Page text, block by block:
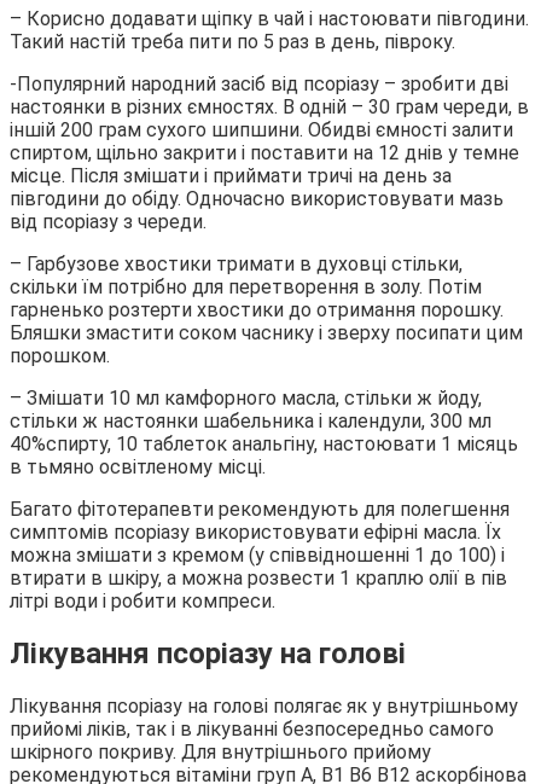
– Корисно додавати щіпку в чай і настоювати півгодини.
Такий настій треба пити по 5 раз в день, півроку.
-Популярний народний засіб від псоріазу – зробити дві
настоянки в різних ємностях. В одній – 30 грам череди, в
іншій 200 грам сухого шипшини. Обидві ємності залити
спиртом, щільно закрити і поставити на 12 днів у темне
місце. Після змішати і приймати тричі на день за
півгодини до обіду. Одночасно використовувати мазь
від псоріазу з череди.
– Гарбузове хвостики тримати в духовці стільки,
скільки їм потрібно для перетворення в золу. Потім
гарненько розтерти хвостики до отримання порошку.
Бляшки змастити соком часнику і зверху посипати цим
порошком.
– Змішати 10 мл камфорного масла, стільки ж йоду,
стільки ж настоянки шабельника і календули, 300 мл
40%спирту, 10 таблеток анальгіну, настоювати 1 місяць
в тьмяно освітленому місці.
Багато фітотерапевти рекомендують для полегшення
симптомів псоріазу використовувати ефірні масла. Їх
можна змішати з кремом (у співвідношенні 1 до 100) і
втирати в шкіру, а можна розвести 1 краплю олії в пів
літрі води і робити компреси.
Лікування псоріазу на голові
Лікування псоріазу на голові полягає як у внутрішньому
прийомі ліків, так і в лікуванні безпосередньо самого
шкірного покриву. Для внутрішнього прийому
рекомендуються вітаміни груп A, B1 B6 B12 аскорбінова